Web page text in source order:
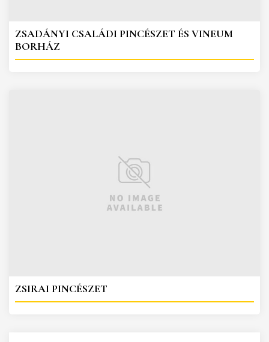
ZSADÁNYI CSALÁDI PINCÉSZET ÉS VINEUM
BORHÁZ
ZSIRAI PINCÉSZET